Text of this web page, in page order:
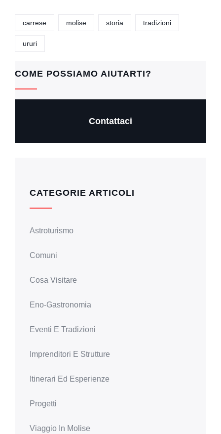
c
b
o
k
p
tt
ail p
k
carrese molise storia tradizioni
ururi
COME POSSIAMO AIUTARTI?
Contattaci
CATEGORIE ARTICOLI
Astroturismo
Comuni
Cosa Visitare
Eno-Gastronomia
Eventi E Tradizioni
Imprenditori E Strutture
Itinerari Ed Esperienze
Progetti
Viaggio In Molise